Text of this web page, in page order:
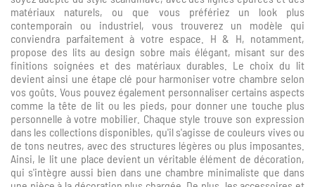
matériaux naturels, ou que vous préfériez un look plus
contemporain ou industriel, vous trouverez un modèle qui
conviendra parfaitement à votre espace. H & H, notamment,
propose des lits au design sobre mais élégant, misant sur des
finitions soignées et des matériaux durables. Le choix du lit
devient ainsi une étape clé pour harmoniser votre chambre selon
vos goûts. Vous pouvez également personnaliser certains aspects
comme la tête de lit ou les pieds, pour donner une touche plus
personnelle à votre mobilier. Chaque style trouve son expression
dans les collections disponibles, qu'il s'agisse de couleurs vives ou
de tons neutres, avec des structures légères ou plus imposantes.
Ainsi, le lit une place devient un véritable élément de décoration,
qui s'intègre aussi bien dans une chambre minimaliste que dans